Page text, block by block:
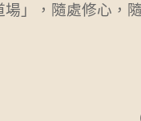
」，隨處修心，